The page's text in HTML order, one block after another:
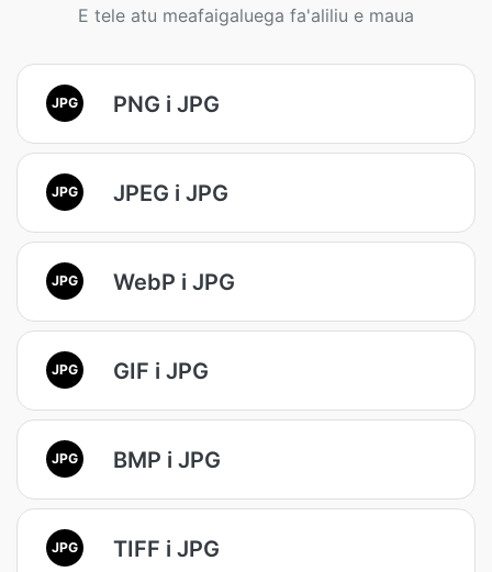
E tele atu meafaigaluega fa'aliliu e maua
JPG PNG i JPG
JPG JPEG i JPG
JPG WebP i JPG
JPG GIF i JPG
JPG BMP i JPG
JPG TIFF i JPG